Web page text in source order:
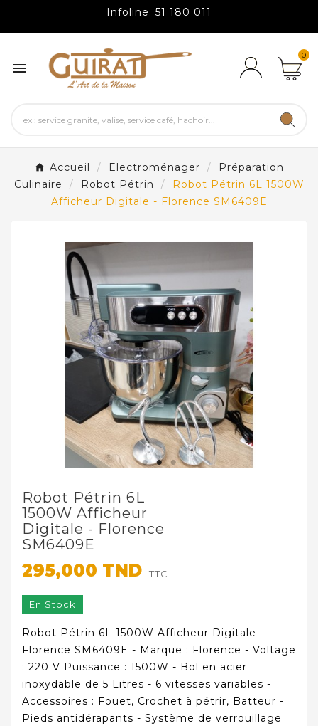
Infoline: 51 180 011

0
Accueil Electroménager
Préparation
Culinaire
Robot Pétrin
Robot Pétrin 6L 1500W
Afficheur Digitale - Florence SM6409E
Robot Pétrin 6L
1500W Afficheur
Digitale - Florence
SM6409E
295,000 TND TTC
En Stock
Robot Pétrin 6L 1500W Afficheur Digitale -
Florence SM6409E - Marque : Florence - Voltage
: 220 V Puissance : 1500W - Bol en acier
inoxydable de 5 Litres - 6 vitesses variables -
Accessoires : Fouet, Crochet à pétrir, Batteur -
Pieds antidérapants - Système de verrouillage